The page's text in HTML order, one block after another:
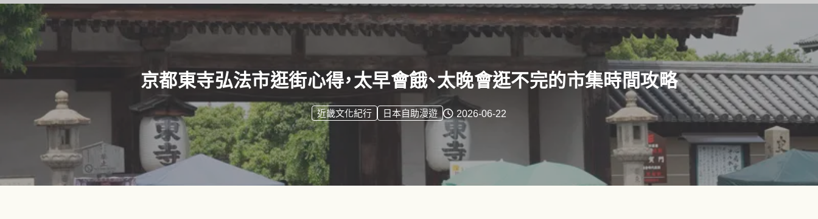
京都東寺弘法市逛街心得，太早會餓、太晚會逛不完的市集時間攻略
2026-06-22
近畿文化紀行 日本自助漫遊